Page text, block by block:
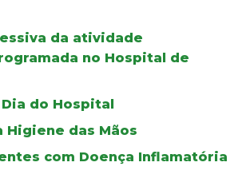
da atividade
no Hospital de
do Hospital
Higiene das Mãos
com Doença Inflamatória